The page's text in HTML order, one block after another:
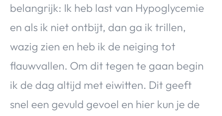
belangrijk: Ik heb last van Hypoglycemie
en als ik niet ontbijt, dan ga ik trillen,
wazig zien en heb ik de neiging tot
flauwvallen. Om dit tegen te gaan begin
ik de dag altijd met eiwitten. Dit geeft
snel een gevuld gevoel en hier kun je de